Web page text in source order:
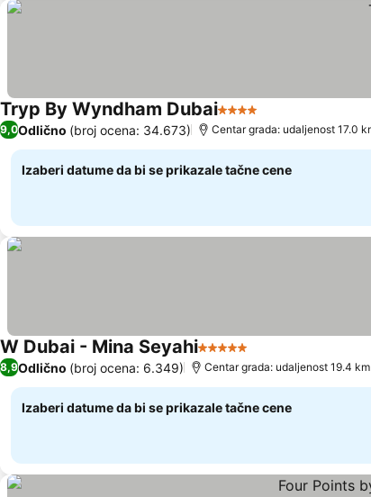
Tryp By Wyndham Dubai4 Zvezdice
9,0Odlično (broj ocena: 34.673) Centar grada: udaljenost 17.0
Izaberi datume da bi se prikazale tačne cene
W Dubai - Mina Seyahi5 Zvezdice
8,9Odlično (broj ocena: 6.349) Centar grada: udaljenost 19.4 km
Izaberi datume da bi se prikazale tačne cene